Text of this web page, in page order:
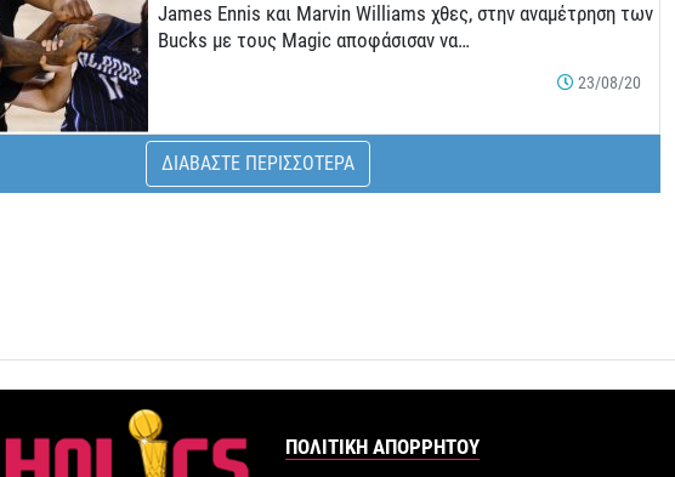
James Ennis και Marvin Williams χθες, στην αναμέτρηση των
Bucks με τους Magic αποφάσισαν να…
23/08/20
ΔΙΑΒΑΣΤΕ ΠΕΡΙΣΣΟΤΕΡΑ
ΠΟΛΙΤΙΚΉ ΑΠΟΡΡΉΤΟΥ